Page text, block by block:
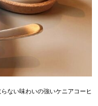
ない味わいの強いケニアコーヒ